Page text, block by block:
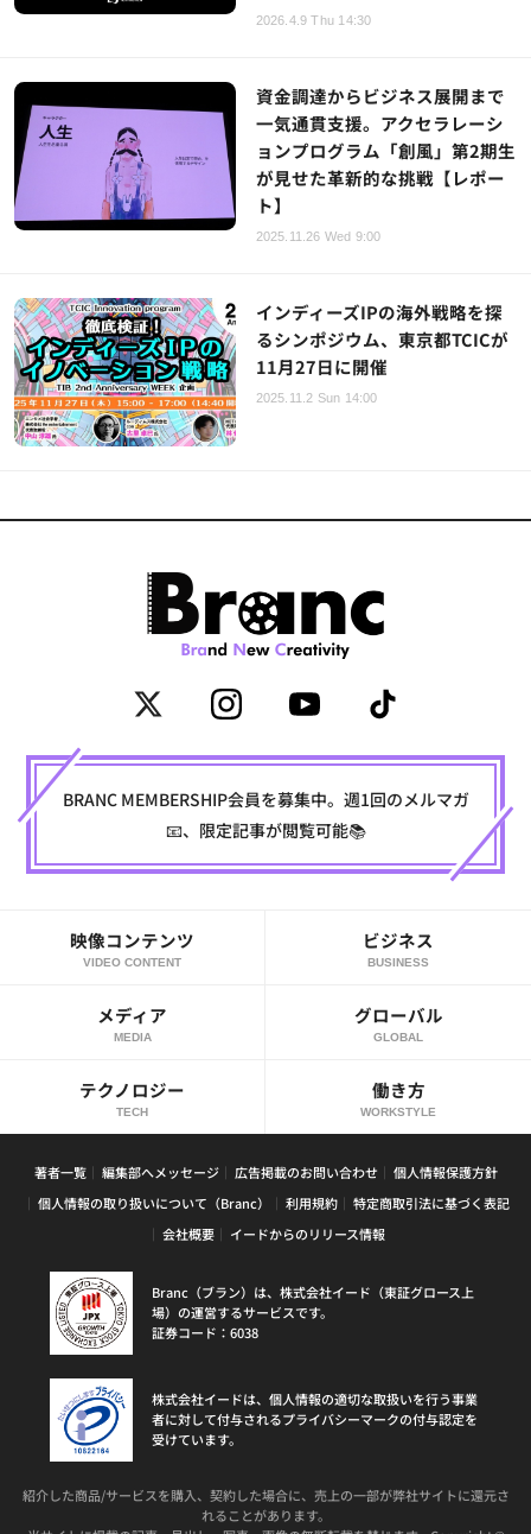
2026.4.9 Thu 14:30
資金調達からビジネス展開まで
一気通貫支援。アクセラレーシ
ョンプログラム「創風」第2期生
が見せた革新的な挑戦【レポー
ト】
2025.11.26 Wed 9:00
インディーズIPの海外戦略を探
るシンポジウム、東京都TCICが
11月27日に開催
2025.11.2 Sun 14:00
BRANC MEMBERSHIP会員を募集中。週1回のメルマガ
📧、限定記事が閲覧可能📚
映像コンテンツ
VIDEO CONTENT
ビジネス
BUSINESS
メディア
MEDIA
グローバル
GLOBAL
テクノロジー
TECH
働き方
WORKSTYLE
著者一覧 編集部へメッセージ 広告掲載のお問い合わせ
個人情報保護方針
個人情報の取り扱いについて（Branc）
利用規約
特定商取引法に基づく表記
会社概要
イードからのリリース情報
Branc（ブラン）は、株式会社イード（東証グロース上
場）の運営するサービスです。
証券コード：6038
株式会社イードは、個人情報の適切な取扱いを行う事業
者に対して付与されるプライバシーマークの付与認定を
受けています。
紹介した商品/サービスを購入、契約した場合に、売上の一部が弊社サイトに還元さ
れることがあります。